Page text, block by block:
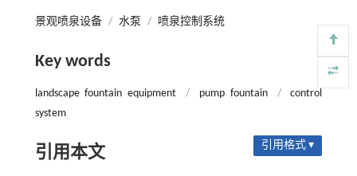
景观喷泉设备 / 水泵 / 喷泉控制系统
Key words
landscape fountain equipment / pump fountain /
control
system
引用本文 引用格式 ▾